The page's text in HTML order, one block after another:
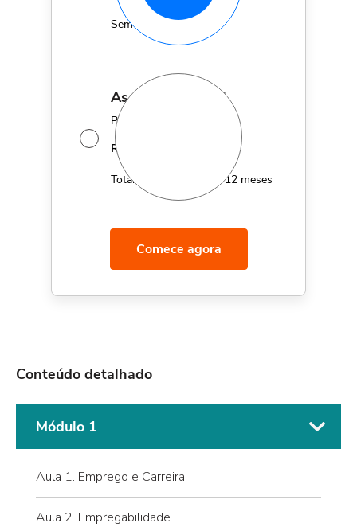
Sem fidelidade
assinatura anual
Por apenas 12x de
R$
MÊS
Total de R$179,40 por 12 meses
Comece agora
Conteúdo detalhado
Módulo 1
Aula 1. Emprego e Carreira
Aula 2. Empregabilidade